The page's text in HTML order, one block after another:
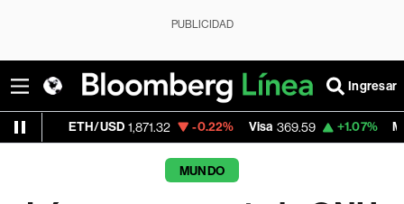
PUBLICIDAD
Ingresar
1,871.32 -0.22% Visa 369.59 +1.07%
MUNDO